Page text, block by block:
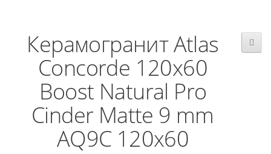
Керамогранит Atlas
Concorde 120x60
Boost Natural Pro
Cinder Matte 9 mm
AQ9C 120x60